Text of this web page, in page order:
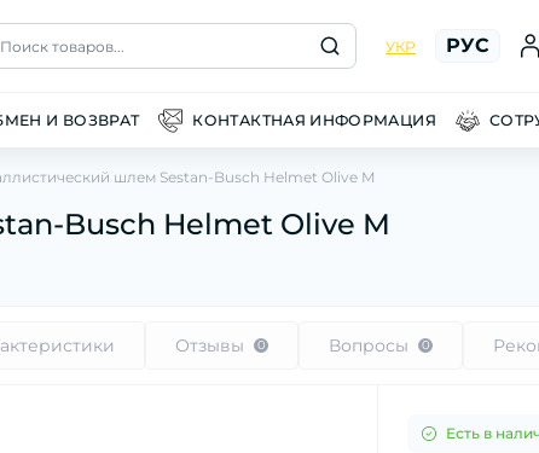
Поиск товаров... УКР РУС
И ВОЗВРАТ КОНТАКТНАЯ ИНФОРМАЦИЯ
шлем Sestan-Busch Helmet Olive M
Busch Helmet Olive M
Отзывы 0 Вопросы 0
Есть в